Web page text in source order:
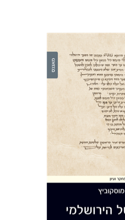
ספר מודפס
$44